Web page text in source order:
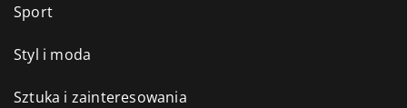
Sport
Styl i moda
Sztuka i zainteresowania